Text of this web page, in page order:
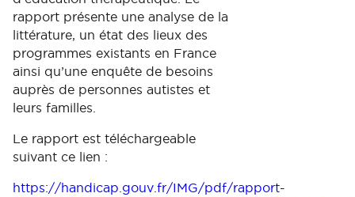
rapport présente une analyse de la
littérature, un état des lieux des
programmes existants en France
ainsi qu’une enquête de besoins
auprès de personnes autistes et
leurs familles.
Le rapport est téléchargeable
suivant ce lien :
https://handicap.gouv.fr/IMG/pdf/rapport-